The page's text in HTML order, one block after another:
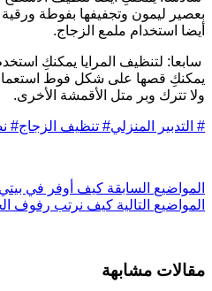
ليمون وتجفيفها بفوطة ورقية
استخدام ملمع الزجاج.
لتنظيف المرايا يمكنكِ
قصها على شكل فوط
تترك وبر متل الأقمشة الأخرى.
التدبير المنزلي#تنظيف الزجاج#
مواضيعالسابقةكيف أوفر في بيتي
مواضيعالتاليةكيف نرتب رفوف
مشابهة